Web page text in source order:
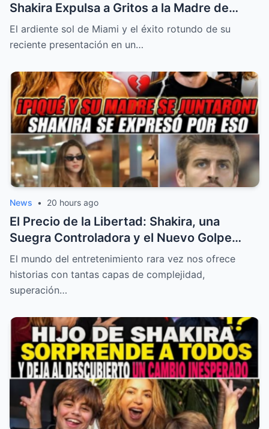
Shakira Expulsa a Gritos a la Madre de
Gerard Piqué para Defender su Hogar y su
Dignidad
El ardiente sol de Miami y el éxito rotundo de su
reciente presentación en un…
News • 20 hours ago
El Precio de la Libertad: Shakira, una
Suegra Controladora y el Nuevo Golpe
Legal de Piqué en la Cima de su Éxito
El mundo del entretenimiento rara vez nos ofrece
historias con tantas capas de complejidad,
superación…